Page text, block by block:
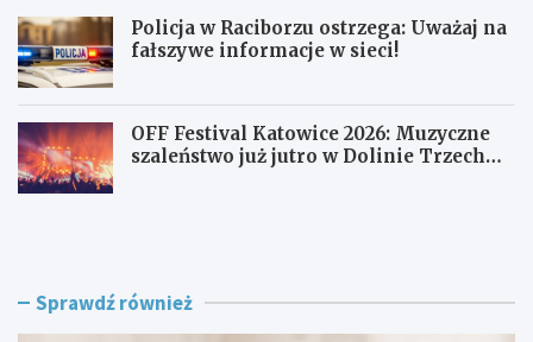
Policja w Raciborzu ostrzega: Uważaj na
fałszywe informacje w sieci!
OFF Festival Katowice 2026: Muzyczne
szaleństwo już jutro w Dolinie Trzech
K
i
N
p Sprawdź również